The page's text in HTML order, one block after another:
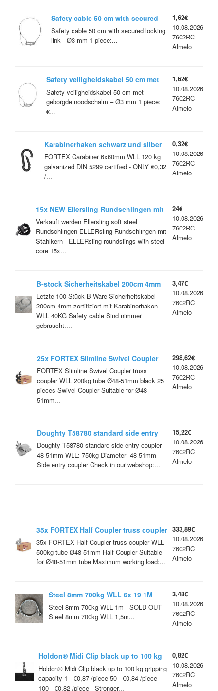
Safety cable 50 cm with secured
locking link - Ø3 mm
Safety cable 50 cm with secured locking
link - Ø3 mm 1 piece:...
1,62€
10.08.2026
7602RC
Almelo
Safety veiligheidskabel 50 cm met
geborgde noodschalm – Ø3 mm
Safety veiligheidskabel 50 cm met
geborgde noodschalm – Ø3 mm 1 piece:
€...
1,62€
10.08.2026
7602RC
Almelo
Karabinerhaken schwarz und silber
FORTEX Carabiner 6x60mm WLL 120 kg
galvanized DIN 5299 certified - ONLY €0,32
/...
0,32€
10.08.2026
7602RC
Almelo
15x NEW Ellersling Rundschlingen mit
Stahlkern 1T 2,0m roundslings with
steel core
Verkauft werden Ellersling soft steel
Rundschlingen ELLERsling Rundschlingen mit
Stahlkern - ELLERsling roundslings with steel
core 15x...
24€
10.08.2026
7602RC
Almelo
B-stock Sicherheitskabel 200cm 4mm
zertifiziert mit Karabinerhaken WLL
40KG Safety cable
Letzte 100 Stück B-Ware Sicherheitskabel
200cm 4mm zertifiziert mit Karabinerhaken
WLL 40KG Safety cable Sind nimmer
gebraucht....
3,47€
10.08.2026
7602RC
Almelo
25x FORTEX Slimline Swivel Coupler
truss coupler WLL 200kg tube Ø48-
51mm black
FORTEX Slimline Swivel Coupler truss
coupler WLL 200kg tube Ø48-51mm black 25
pieces Swivel Coupler Suitable for Ø48-
51mm...
298,62€
10.08.2026
7602RC
Almelo
Doughty T58780 standard side entry
coupler 48-51mm
Doughty T58780 standard side entry coupler
48-51mm WLL: 750kg Diameter: 48-51mm
Side entry coupler Check in our webshop:...
15,22€
10.08.2026
7602RC
Almelo
35x FORTEX Half Coupler truss coupler
WLL 500kg tube Ø48-51mm
35x FORTEX Half Coupler truss coupler WLL
500kg tube Ø48-51mm Half Coupler Suitable
for Ø48-51mm tube Maximum working load:...
333,89€
10.08.2026
7602RC
Almelo
Steel 8mm 700kg WLL 6x 19 1M
1,5M 2M 3M und 5M
Steel 8mm 700kg WLL 1m - SOLD OUT
Steel 8mm 700kg WLL 1,5m...
3,48€
10.08.2026
7602RC
Almelo
Holdon® Midi Clip black up to 100 kg
gripping capacity
Holdon® Midi Clip black up to 100 kg gripping
capacity 1 - €0,87 /piece 50 - €0,84 /piece
100 - €0,82 /piece - Stronger...
0,82€
10.08.2026
7602RC
Almelo